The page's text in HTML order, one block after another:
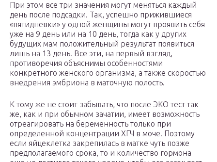
При этом все три значения могут меняться каждый
день после подсадки. Так, успешно прижившиеся
«пятидневки» у одной женщины могут проявить себя
уже на 9 день или на 10 день, тогда как у других
будущих мам положительный результат появиться
лишь на 13 день. Все эти, на первый взгляд,
противоречия объяснимы особенностями
конкретного женского организма, а также скоростью
внедрения эмбриона в маточную полость.
К тому же не стоит забывать, что после ЭКО тест так
же, как и при обычном зачатии, имеет возможность
отреагировать на беременность только при
определенной концентрации ХГЧ в моче. Поэтому
если яйцеклетка закрепилась в матке чуть позже
предполагаемого срока, то и количество гормона